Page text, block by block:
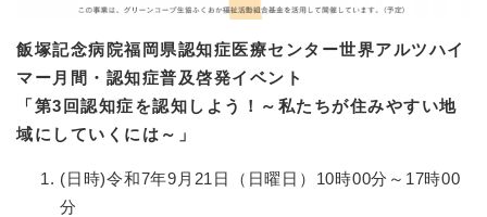
飯塚記念病院福岡県認知症医療センター世界アルツハイ
マー月間・認知症普及啓発イベント
「第3回認知症を認知しよう！～私たちが住みやすい地
域にしていくには～」
(日時)令和7年9月21日（日曜日）10時00分～17時00
分